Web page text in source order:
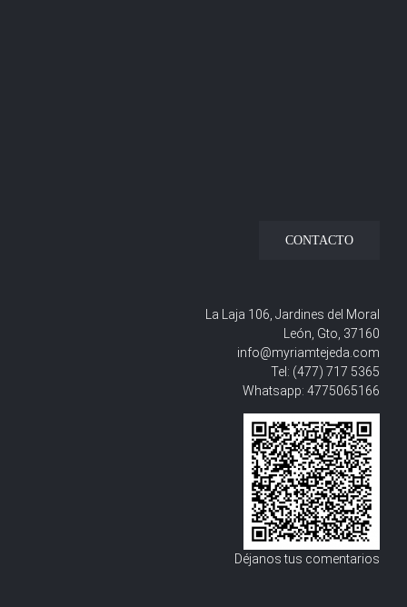
CONTACTO
La Laja 106, Jardines del Moral
León, Gto, 37160
info@myriamtejeda.com
Tel: (477) 717 5365
Whatsapp: 4775065166
Déjanos tus comentarios